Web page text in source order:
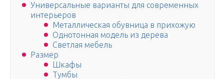
Универсальные варианты для современных
интерьеров
Металлическая обувница в прихожую
Однотонная модель из дерева
Светлая мебель
Размер
Шкафы
Тумбы